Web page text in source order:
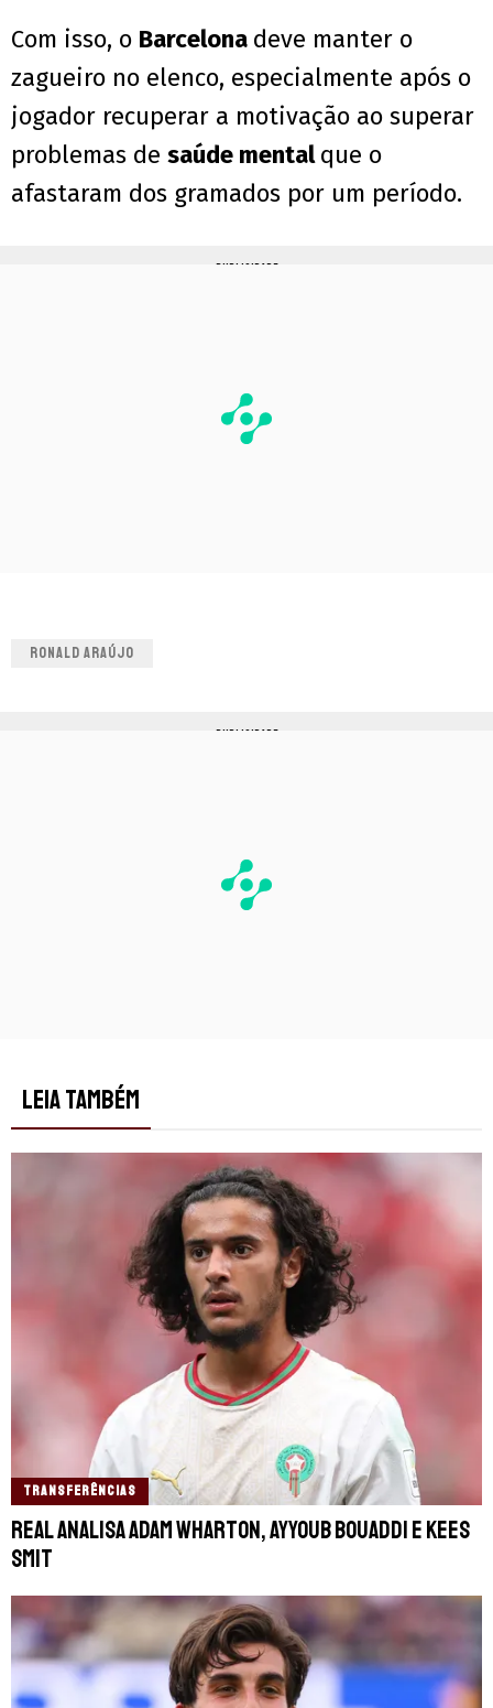
Com isso, o Barcelona deve manter o
zagueiro no elenco, especialmente após o
jogador recuperar a motivação ao superar
problemas de saúde mentalque o
afastaram dos gramados por um período.
PUBLICIDADE
RONALD ARAÚJO
PUBLICIDADE
LEIA TAMBÉM
TRANSFERÊNCIAS
Real analisa Adam Wharton, Ayyoub Bouaddi e Kees
Smit